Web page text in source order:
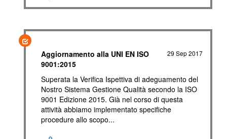
29 Sep 2017
Aggiornamento alla UNI EN ISO
9001:2015
Superata la Verifica Ispettiva di adeguamento del
Nostro Sistema Gestione Qualità secondo la ISO
9001 Edizione 2015. Già nel corso di questa
attività abbiamo implementato specifiche
procedure allo scopo...